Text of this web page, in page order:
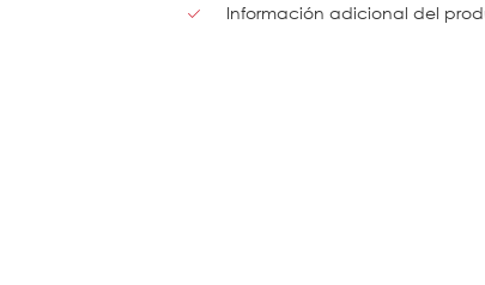
Información adicional del